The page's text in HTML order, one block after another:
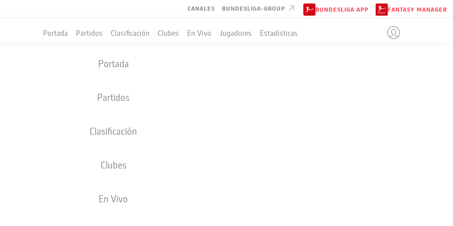
CANALES BUNDESLIGA-GROUP BUNDESLIGA APP FANTASY MANAGER
Portada Partidos Clasificación Clubes En Vivo Jugadores Estadísticas
Portada
Partidos
Clasificación
Clubes
En Vivo